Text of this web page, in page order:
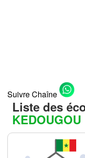
Suivre Chaîne
Liste des
KEDOUGOU